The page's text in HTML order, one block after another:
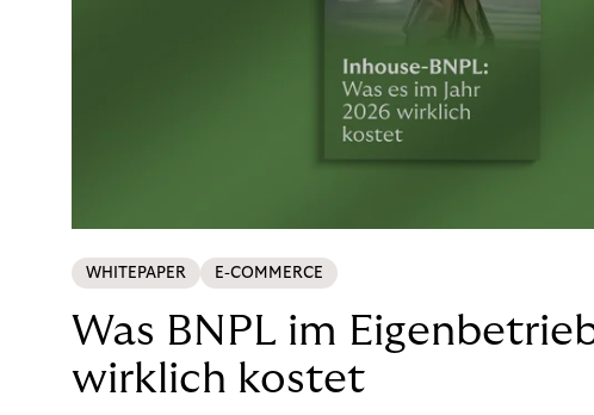
WHITEPAPER E-COMMERCE
Was BNPL im
wirklich kostet